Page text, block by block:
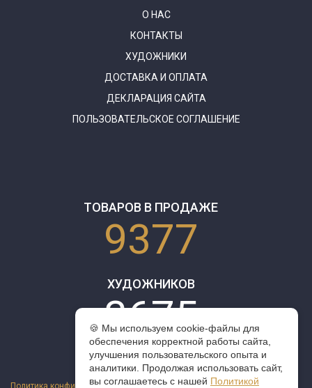
О НАС
КОНТАКТЫ
ХУДОЖНИКИ
ДОСТАВКА И ОПЛАТА
ДЕКЛАРАЦИЯ САЙТА
ПОЛЬЗОВАТЕЛЬСКОЕ СОГЛАШЕНИЕ
ТОВАРОВ В ПРОДАЖЕ
9377
ХУДОЖНИКОВ
3675
🍪 Мы используем cookie-файлы для
обеспечения корректной работы сайта,
улучшения пользовательского опыта и
аналитики. Продолжая использовать сайт,
вы соглашаетесь с нашей Политикой
Политика конфиденциальности